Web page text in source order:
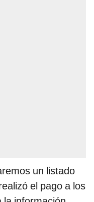
un listado
el pago a los